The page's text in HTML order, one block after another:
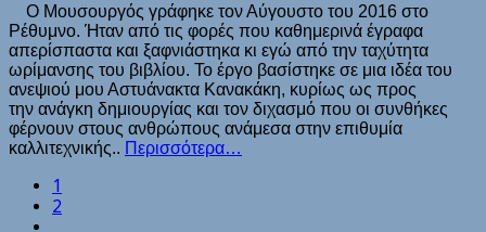
Ο Μουσουργός γράφηκε τον Αύγουστο του 2016 στο
Ρέθυμνο. Ήταν από τις φορές που καθημερινά έγραφα
απερίσπαστα και ξαφνιάστηκα κι εγώ από την ταχύτητα
ωρίμανσης του βιβλίου. Το έργο βασίστηκε σε μια ιδέα του
ανεψιού μου Αστυάνακτα Κανακάκη, κυρίως ως προς
την ανάγκη δημιουργίας και τον διχασμό που οι συνθήκες
φέρνουν στους ανθρώπους ανάμεσα στην επιθυμία
καλλιτεχνικής.. Περισσότερα…
1
2